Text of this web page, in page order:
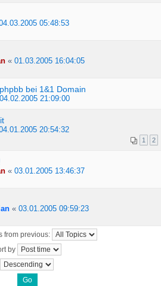
05:48:53
« 01.03.2005 16:04:05
bei 1&1 Domain
04.02.2005 21:09:00
20:54:32
1 2
« 03.01.2005 13:46:37
« 03.01.2005 09:59:23
from previous:
by